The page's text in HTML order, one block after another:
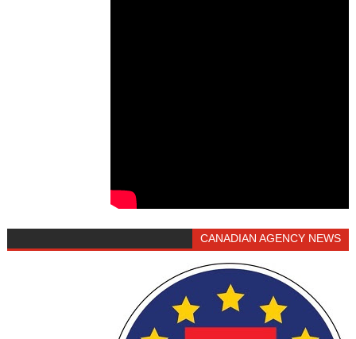
CANADIAN AGENCY NEWS